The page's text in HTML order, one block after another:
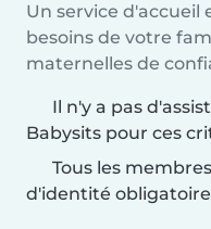
Un service
besoins de votre
maternelles de
Il n'y a pas
Babysits pour ces
Tous les
d'identité obligatoire